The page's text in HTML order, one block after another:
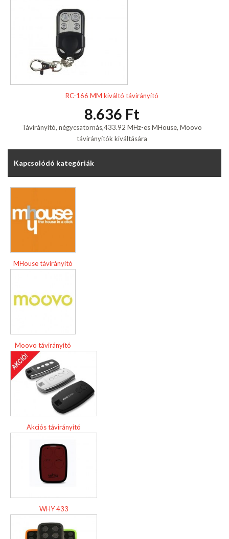
RC-166 MM kiváltó távirányító
8.636 Ft
Távirányító, négycsatornás,433.92 MHz-es MHouse, Moovo
távirányítók kiváltására
Kapcsolódó kategóriák
MHouse távirányító
Moovo távirányító
Akciós távirányító
WHY 433